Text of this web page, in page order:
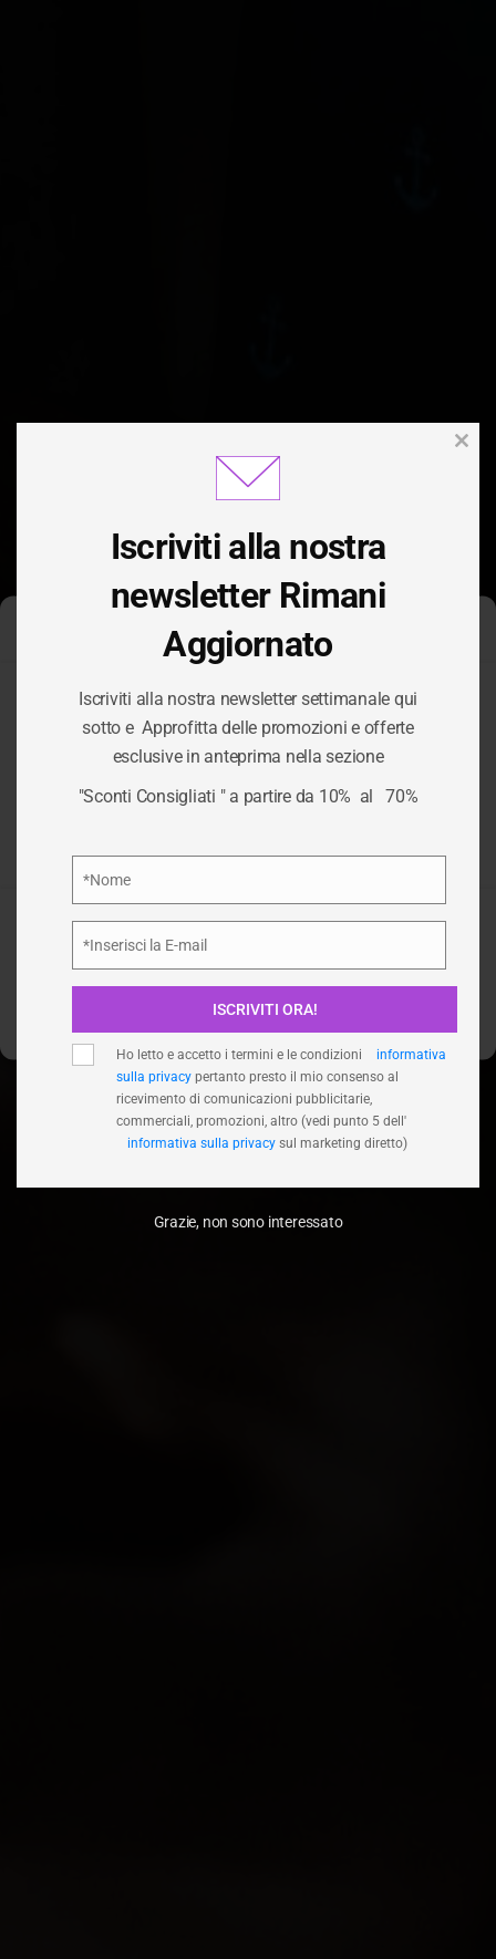
Gestisci Consenso Cookie
Per fornire le migliori esperienze, utilizziamo tecnologie come i
cookie per memorizzare e/o accedere alle informazioni del
dispositivo. Il consenso a queste tecnologie ci permetterà di
elaborare dati come il comportamento di navigazione o ID unici
Accetta
Nega
Visualizza le preferenze
TAG:
ATTRAZIONE
Iscriviti alla nostra
newsletter Rimani
Aggiornato
Iscriviti alla nostra newsletter settimanale qui
sotto e Approfitta delle promozioni e offerte
esclusive in anteprima nella sezione
"Sconti Consigliati " a partire da 10% al 70%
*Nome
*Inserisci la E-mail
ISCRIVITI ORA!
Ho letto e accetto i termini e le condizioni
informativa
sulla privacy pertanto presto il mio consenso al
ricevimento di comunicazioni pubblicitarie,
commerciali, promozioni, altro (vedi punto 5 dell'
informativa sulla privacy sul marketing diretto)
Grazie, non sono interessato